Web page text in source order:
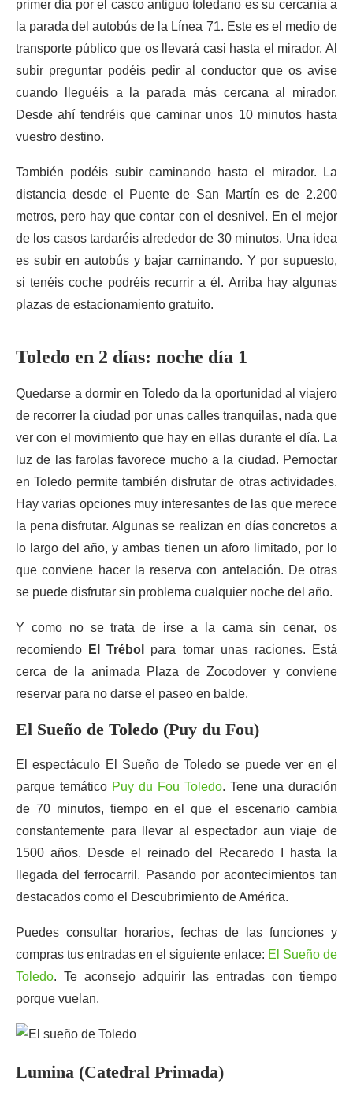
primer día por el casco antiguo toledano es su cercanía a
la parada del autobús de la Línea 71. Este es el medio de
transporte público que os llevará casi hasta el mirador. Al
subir preguntar podéis pedir al conductor que os avise
cuando lleguéis a la parada más cercana al mirador.
Desde ahí tendréis que caminar unos 10 minutos hasta
vuestro destino.
También podéis subir caminando hasta el mirador. La
distancia desde el Puente de San Martín es de 2.200
metros, pero hay que contar con el desnivel. En el mejor
de los casos tardaréis alrededor de 30 minutos. Una idea
es subir en autobús y bajar caminando. Y por supuesto,
si tenéis coche podréis recurrir a él. Arriba hay algunas
plazas de estacionamiento gratuito.
Toledo en 2 días: noche día 1
Quedarse a dormir en Toledo da la oportunidad al viajero
de recorrer la ciudad por unas calles tranquilas, nada que
ver con el movimiento que hay en ellas durante el día. La
luz de las farolas favorece mucho a la ciudad. Pernoctar
en Toledo permite también disfrutar de otras actividades.
Hay varias opciones muy interesantes de las que merece
la pena disfrutar. Algunas se realizan en días concretos a
lo largo del año, y ambas tienen un aforo limitado, por lo
que conviene hacer la reserva con antelación. De otras
se puede disfrutar sin problema cualquier noche del año.
Y como no se trata de irse a la cama sin cenar, os
recomiendo
El Trébol
para tomar unas raciones. Está
cerca de la animada Plaza de Zocodover y conviene
reservar para no darse el paseo en balde.
El Sueño de Toledo (Puy du Fou)
El espectáculo El Sueño de Toledo se puede ver en el
parque temático Puy du Fou Toledo. Tene una duración
de 70 minutos, tiempo en el que el escenario cambia
constantemente para llevar al espectador aun viaje de
1500 años. Desde el reinado del Recaredo I hasta la
llegada del ferrocarril. Pasando por acontecimientos tan
destacados como el Descubrimiento de América.
Puedes consultar horarios, fechas de las funciones y
compras tus entradas en el siguiente enlace: El Sueño de
Toledo. Te aconsejo adquirir las entradas con tiempo
porque vuelan.
Lumina (Catedral Primada)